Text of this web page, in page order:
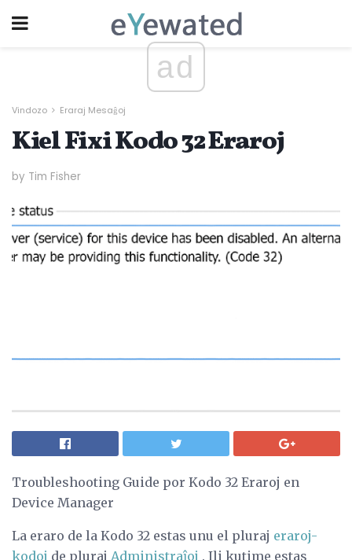
ad
Vindozo Eraraj Mesaĝoj
Kiel Fixi Kodo 32 Eraroj
by Tim Fisher
Troubleshooting Guide por Kodo 32 Eraroj en
Device Manager
La eraro de la Kodo 32 estas unu el pluraj eraroj-
kodoj de pluraj Administraĵoj . Ili kutime estas